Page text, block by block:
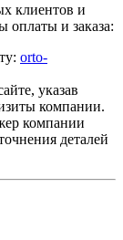
клиентов и
и заказа:
orto-
указав
компании.
компании
деталей